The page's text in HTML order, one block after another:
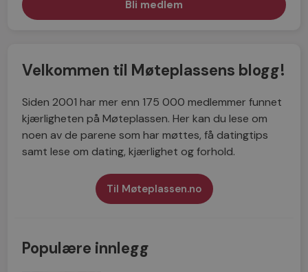
Velkommen til Møteplassens blogg!
Siden 2001 har mer enn 175 000 medlemmer funnet
kjærligheten på Møteplassen. Her kan du lese om
noen av de parene som har møttes, få datingtips
samt lese om dating, kjærlighet og forhold.
Til Møteplassen.no
Populære innlegg